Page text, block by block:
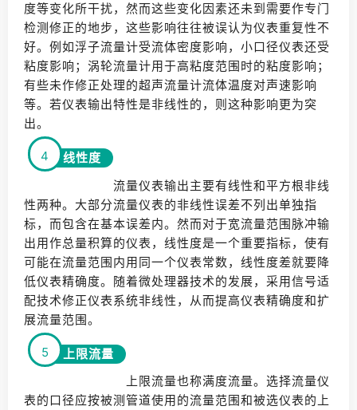
度等变化所干扰，然而这些变化因素还未到需要作专门
检测修正的地步，这些影响往往被误认为仪表重复性不
好。例如浮子流量计受流体密度影响，小口径仪表还受
粘度影响；涡轮流量计用于高粘度范围时的粘度影响；
有些未作修正处理的超声流量计流体温度对声速影响
等。若仪表输出特性是非线性的，则这种影响更为突
出。
4
线性度
流量仪表输出主要有线性和平方根非线
性两种。大部分流量仪表的非线性误差不列出单独指
标，而包含在基本误差内。然而对于宽流量范围脉冲输
出用作总量积算的仪表，线性度是一个重要指标，使有
可能在流量范围内用同一个仪表常数，线性度差就要降
低仪表精确度。随着微处理器技术的发展，采用信号适
配技术修正仪表系统非线性，从而提高仪表精确度和扩
展流量范围。
5
上限流量
上限流量也称满度流量。选择流量仪
表的口径应按被测管道使用的流量范围和被选仪表的上